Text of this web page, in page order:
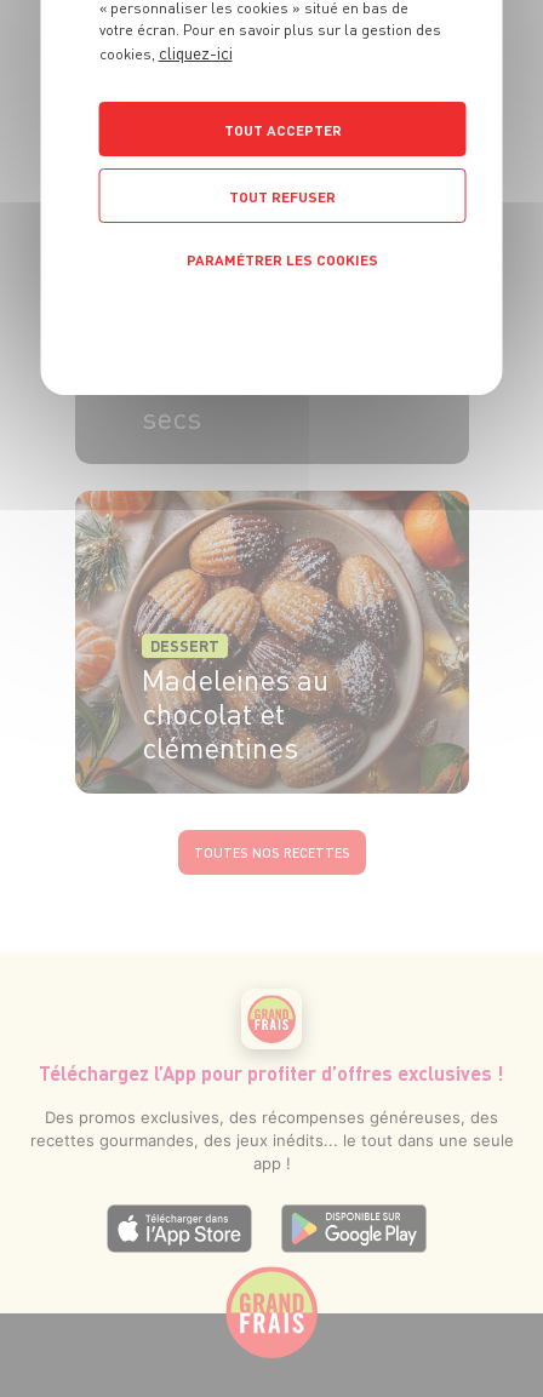
DESSERT
Crème brûlée à
secs
DESSERT
Madeleines au
chocolat et
clémentines
TOUTES NOS RECETTES
Téléchargez l’App pour profiter d’offres exclusives !
Des promos exclusives, des récompenses généreuses, des
recettes gourmandes, des jeux inédits... le tout dans une seule
app !
« personnaliser les cookies » situé en bas de
votre écran. Pour en savoir plus sur la gestion des
cookies, cliquez-ici
TOUT ACCEPTER
TOUT REFUSER
PARAMÉTRER LES COOKIES